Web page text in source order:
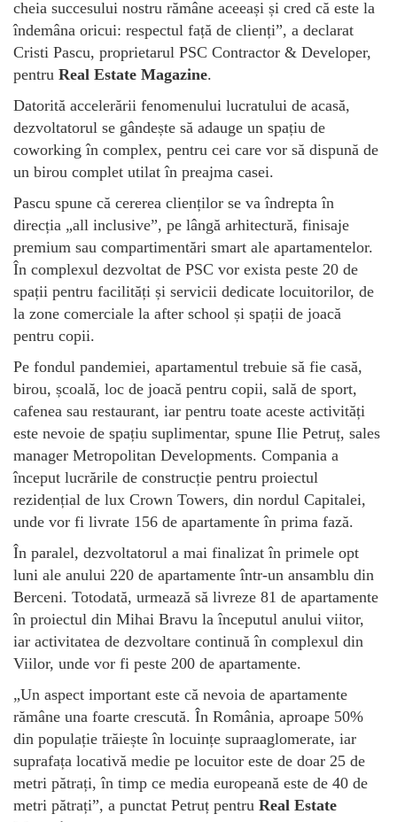
cheia succesului nostru rămâne aceeași și cred că este la
îndemâna oricui: respectul față de clienți”, a declarat
Cristi Pascu, proprietarul PSC Contractor & Developer,
pentru Real Estate Magazine.
Datorită accelerării fenomenului lucratului de acasă,
dezvoltatorul se gândește să adauge un spațiu de
coworking în complex, pentru cei care vor să dispună de
un birou complet utilat în preajma casei.
Pascu spune că cererea clienților se va îndrepta în
direcția „all inclusive”, pe lângă arhitectură, finisaje
premium sau compartimentări smart ale apartamentelor.
În complexul dezvoltat de PSC vor exista peste 20 de
spații pentru facilități și servicii dedicate locuitorilor, de
la zone comerciale la after school și spații de joacă
pentru copii.
Pe fondul pandemiei, apartamentul trebuie să fie casă,
birou, școală, loc de joacă pentru copii, sală de sport,
cafenea sau restaurant, iar pentru toate aceste activități
este nevoie de spațiu suplimentar, spune Ilie Petruț, sales
manager Metropolitan Developments. Compania a
început lucrările de construcție pentru proiectul
rezidențial de lux Crown Towers, din nordul Capitalei,
unde vor fi livrate 156 de apartamente în prima fază.
În paralel, dezvoltatorul a mai finalizat în primele opt
luni ale anului 220 de apartamente într-un ansamblu din
Berceni. Totodată, urmează să livreze 81 de apartamente
în proiectul din Mihai Bravu la începutul anului viitor,
iar activitatea de dezvoltare continuă în complexul din
Viilor, unde vor fi peste 200 de apartamente.
„Un aspect important este că nevoia de apartamente
rămâne una foarte crescută. În România, aproape 50%
din populație trăiește în locuințe supraaglomerate, iar
suprafața locativă medie pe locuitor este de doar 25 de
metri pătrați, în timp ce media europeană este de 40 de
metri pătrați”, a punctat Petruț pentru Real Estate